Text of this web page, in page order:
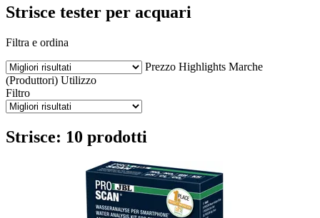
Strisce tester per acquari
Filtra e ordina
Prezzo Highlights Marche
(Produttori) Utilizzo
Filtro
Strisce: 10 prodotti